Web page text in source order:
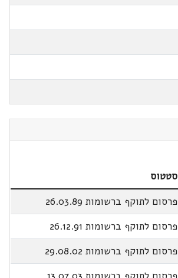
סטטוס
פרסום לתוקף ברשומות 26.03.89
פרסום לתוקף ברשומות 26.12.91
פרסום לתוקף ברשומות 29.08.02